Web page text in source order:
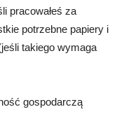
pracowałeś za
potrzebne papiery i
takiego wymaga
gospodarczą